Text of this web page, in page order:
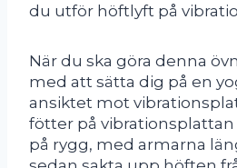
du utför höftlyft på
När du ska göra denna
med att sätta dig på en
ansiktet mot
fötter på
på rygg, med armarna